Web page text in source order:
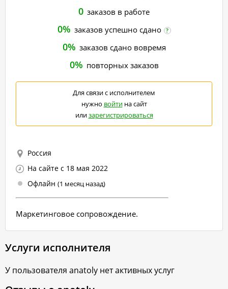
0 заказов в работе
0% заказов успешно сдано ?
0% заказов сдано вовремя
0% повторных заказов
Для связи с исполнителем
нужно войтина сайт
илизарегистрироваться
Россия
На сайте с 18 мая 2022
Офлайн (1 месяц назад)
Маркетинговое сопровождение.
Услуги исполнителя
У пользователя anatoly нет активных услуг